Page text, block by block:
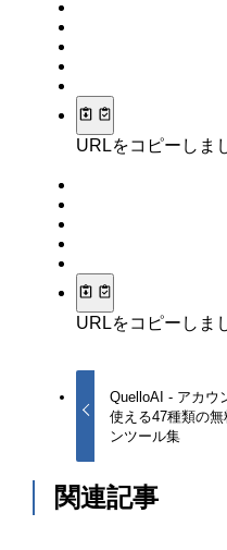
URLをコピーしま
URLをコピーしま
QuelloAI - アカウ
使える47種類の
ンツール集
関連記事